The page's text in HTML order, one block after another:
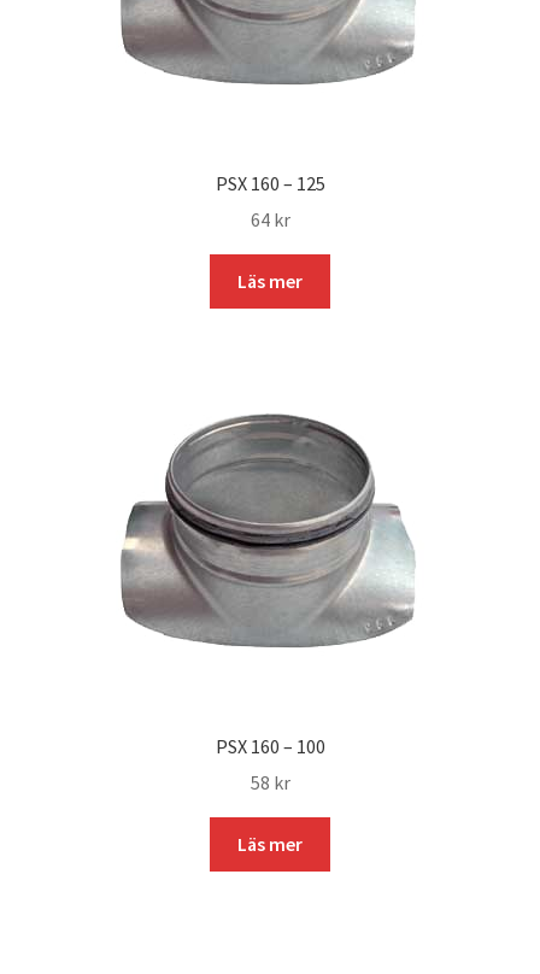
PSX 160 – 125
64 kr
Läs mer
PSX 160 – 100
58 kr
Läs mer